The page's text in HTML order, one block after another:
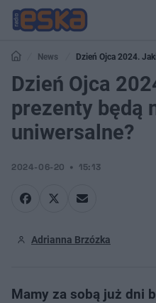
News Dzień Ojca 2024.
Dzień Ojca
prezenty będą
uniwersalne?
2024-06-20 15:13
Adrianna Brzózka
Mamy za sobą już dni